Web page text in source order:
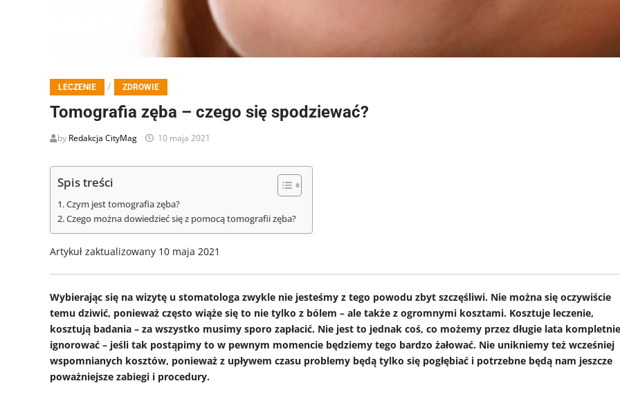
LECZENIE / ZDROWIE
Tomografia zęba – czego się spodziewać?
by Redakcja CityMag 10 maja 2021
Spis treści
Czym jest tomografia zęba?
Czego można dowiedzieć się z pomocą tomografii zęba?
Artykuł zaktualizowany 10 maja 2021
Wybierając się na wizytę u stomatologa zwykle nie jesteśmy z tego powodu zbyt szczęśliwi. Nie można się oczywiście
temu dziwić, ponieważ często wiąże się to nie tylko z bólem – ale także z ogromnymi kosztami. Kosztuje leczenie,
kosztują badania – za wszystko musimy sporo zapłacić. Nie jest to jednak coś, co możemy przez długie lata kompletnie
ignorować – jeśli tak postąpimy to w pewnym momencie będziemy tego bardzo żałować. Nie unikniemy też wcześniej
wspomnianych kosztów, ponieważ z upływem czasu problemy będą tylko się pogłębiać i potrzebne będą nam jeszcze
poważniejsze zabiegi i procedury.